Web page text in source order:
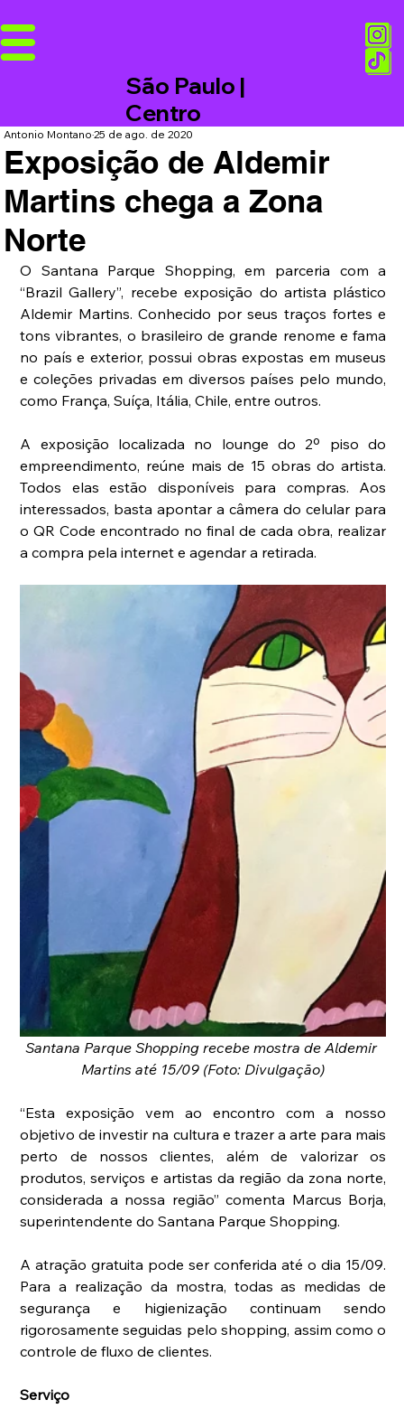
São Paulo |
Centro
Exposição de Aldemir
Martins chega a Zona
Norte
Antonio Montano25 de ago. de 2020
O Santana Parque Shopping, em parceria com a
“Brazil Gallery”, recebe exposição do artista plástico
Aldemir Martins. Conhecido por seus traços fortes e
tons vibrantes, o brasileiro de grande renome e fama
no país e exterior, possui obras expostas em museus
e coleções privadas em diversos países pelo mundo,
como França, Suíça, Itália, Chile, entre outros.
A exposição localizada no lounge do 2º piso do
empreendimento, reúne mais de 15 obras do artista.
Todos elas estão disponíveis para compras. Aos
interessados, basta apontar a câmera do celular para
o QR Code encontrado no final de cada obra, realizar
a compra pela internet e agendar a retirada.
Santana Parque Shopping recebe mostra de Aldemir
Martins até 15/09 (Foto: Divulgação)
“Esta exposição vem ao encontro com a nosso
objetivo de investir na cultura e trazer a arte para mais
perto de nossos clientes, além de valorizar os
produtos, serviços e artistas da região da zona norte,
considerada a nossa região” comenta Marcus Borja,
superintendente do Santana Parque Shopping.
A atração gratuita pode ser conferida até o dia 15/09.
Para a realização da mostra, todas as medidas de
segurança e higienização continuam sendo
rigorosamente seguidas pelo shopping, assim como o
controle de fluxo de clientes.
Serviço